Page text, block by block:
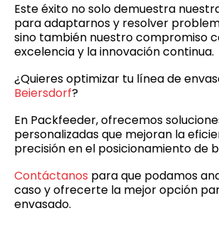
Este éxito no solo demuestra
para adaptarnos y resolver
sino también nuestro compromiso
excelencia y la innovación continua.
¿Quieres optimizar tu línea de
Beiersdorf?
En Packfeeder, ofrecemos
personalizadas que mejoran la
precisión en el posicionamiento de
Contáctanos para que podamos
caso y ofrecerte la mejor opción
envasado.